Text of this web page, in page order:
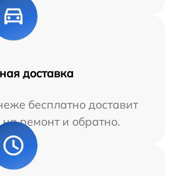
доставка
бесплатно доставит
ремонт и обратно.